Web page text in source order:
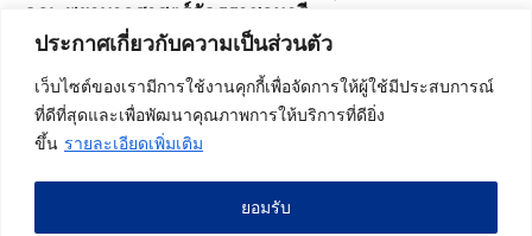
ประกาศเกี่ยวกับความเป็นส่วนตัว
เว็บไซต์ของเรามีการใช้งานคุกกี้เพื่อจัดการให้ผู้ใช้มีประสบการณ์
ที่ดีที่สุดและเพื่อพัฒนาคุณภาพการให้บริการที่ดียิ่ง
ขึ้น รายละเอียดเพิ่มเติม
ยอมรับ
คณะพยาบาลศาสตร์อัครราชกุมารี
ประเมินความพึงพอใจ